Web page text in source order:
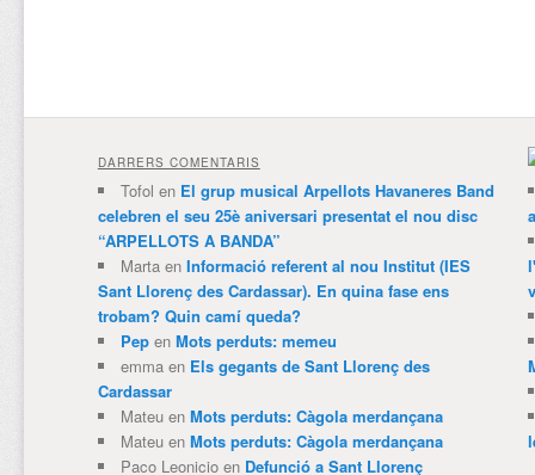
DARRERS COMENTARIS
Tofol en El grup musical Arpellots Havaneres Band
celebren el seu 25è aniversari presentat el nou disc
“ARPELLOTS A BANDA”
Martaen Informació referent al nou Institut (IES
Sant Llorenç des Cardassar). En quina fase ens
trobam? Quin camí queda?
Pepen Mots perduts: memeu
emmaen Els gegants de Sant Llorenç des
Cardassar
Mateuen Mots perduts: Càgola merdançana
Mateuen Mots perduts: Càgola merdançana
Paco Leonicioen Defunció a Sant Llorenç